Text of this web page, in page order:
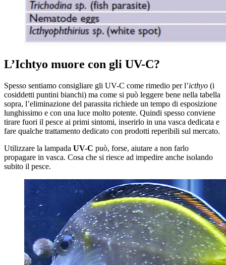
L’Ichtyo muore con gli UV-C?
Spesso sentiamo consigliare gli UV-C come rimedio per l’icthyo (i
cosiddetti puntini bianchi) ma come si può leggere bene nella tabella
sopra, l’eliminazione del parassita richiede un tempo di esposizione
lunghissimo e con una luce molto potente. Quindi spesso conviene
tirare fuori il pesce ai primi sintomi, inserirlo in una vasca dedicata e
fare qualche trattamento dedicato con prodotti reperibili sul mercato.
Utilizzare la lampada UV-C può, forse, aiutare a non farlo
propagare in vasca. Cosa che si riesce ad impedire anche isolando
subito il pesce.